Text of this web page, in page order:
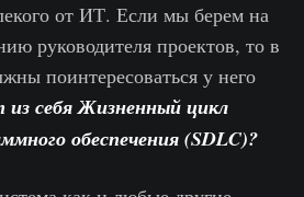
от ИТ. Если мы берем на
руководителя проектов, то в
поинтересоваться у него
себя Жизненный цикл
обеспечения (SDLC)?